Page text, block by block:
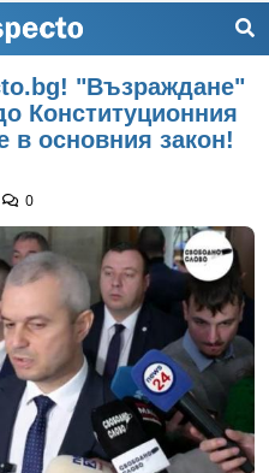
"Възраждане"
Конституционния
в основния закон!
0